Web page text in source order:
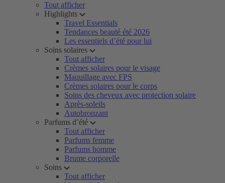
Tout afficher
Highlights
Travel Essentials
Tendances beauté été 2026
Les essentiels d’été pour lui
Soins solaires
Tout afficher
Crèmes solaires pour le visage
Maquillage avec FPS
Crèmes solaires pour le corps
Soins des cheveux avec protection solaire
Après-soleils
Autobronzant
Parfums d’été
Tout afficher
Parfums femme
Parfums homme
Brume corporelle
Soins
Tout afficher